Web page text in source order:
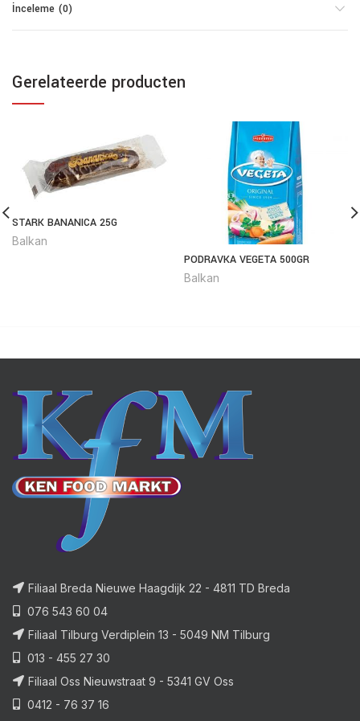
İnceleme (0)
Gerelateerde producten
STARK BANANICA 25G
Balkan
PODRAVKA VEGETA 500GR
Balkan
Filiaal Breda Nieuwe Haagdijk 22 - 4811 TD Breda
076 543 60 04
Filiaal Tilburg Verdiplein 13 - 5049 NM Tilburg
013 - 455 27 30
Filiaal Oss Nieuwstraat 9 - 5341 GV Oss
0412 - 76 37 16